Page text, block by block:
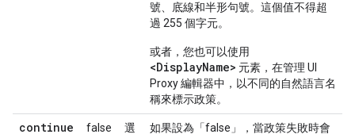
號、底線和半形句號。這個值不得超
過 255 個字元。
或者，您也可以使用
<DisplayName> 元素，在管理 UI
Proxy 編輯器中，以不同的自然語言名
稱來標示政策。
continue
false
選
如果設為「false」，當政策失敗時會